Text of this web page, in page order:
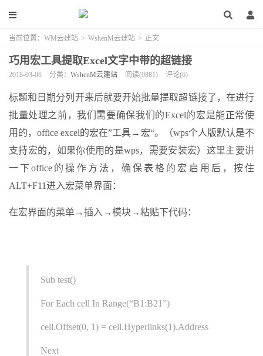
当前位置： WM云建站 > WshenM云建站 > 正文
巧用宏工具提取Excel文字中带的超链接
2018-03-06 分类： WshenM云建站 阅读(9881) 评论(6)
标题和日期分列开来后就要开始批量提取超链接了，在进行
批量处理之前，我们需要确保我们的Excel的宏是能正常使
用的，office excel的宏在”工具→宏“。（wps个人版默认是不
支持宏的，如果你使用的是wps，需要安装宏）这里主要讲
一下office的操作方法，确保表格的宏启用后，按住
ALT+F11进入宏菜单界面：
在宏界面的菜单→插入→模块→粘贴下代码：
Sub test()
For Each cell In Range(“B1:B21”)
cell.Offset(0, 1) = cell.Hyperlinks(1).Address
Next